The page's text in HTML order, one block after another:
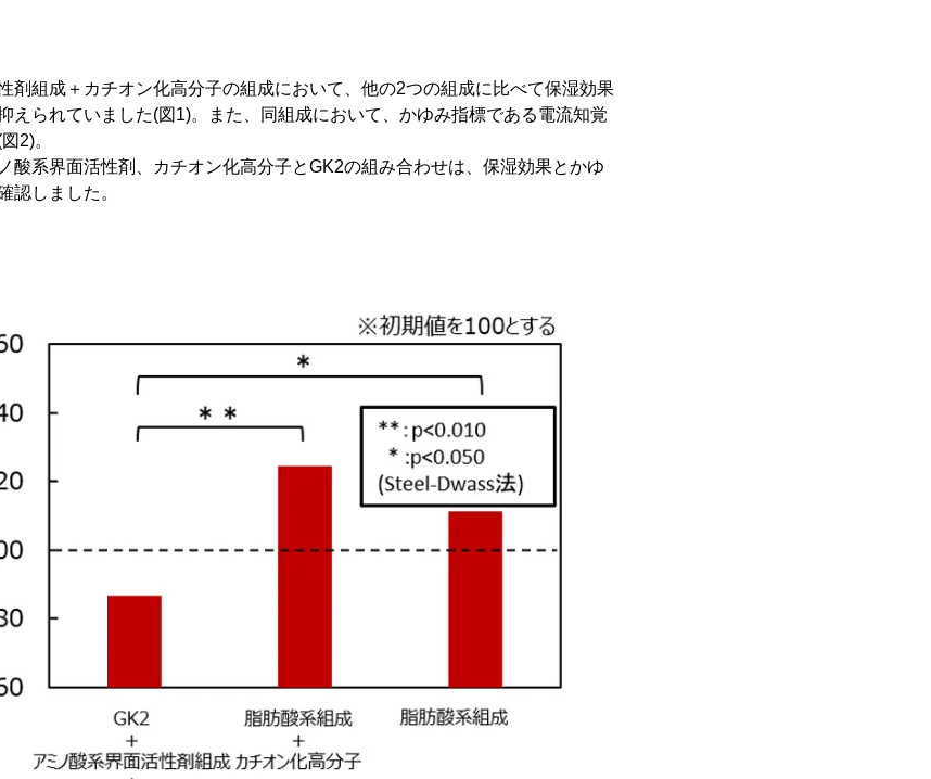
剤組成＋カチオン化高分子の組成において、他の2つの組成に比べて保湿効果
えられていました(図1)。また、同組成において、かゆみ指標である電流知覚
2)。
系界面活性剤、カチオン化高分子とGK2の組み合わせは、保湿効果とかゆ
認しました。